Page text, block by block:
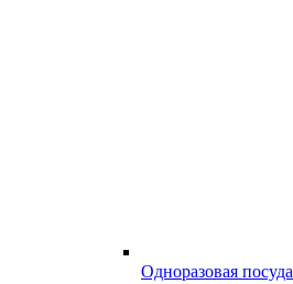
Одноразовая посуда